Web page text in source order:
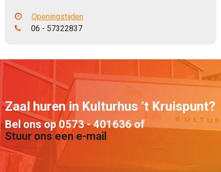
Openingstijden
06 - 57322837
Zaal huren in Kulturhus ’t Kruispunt?
Bel ons op 0573 - 401636 of
Stuur ons een e-mail